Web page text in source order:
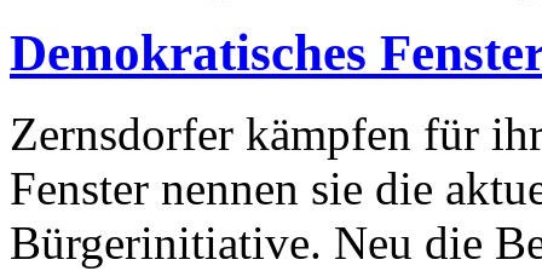
Demokratisches
Zernsdorfer kämpfen für
Fenster nennen sie die
Bürgerinitiative. Neu die